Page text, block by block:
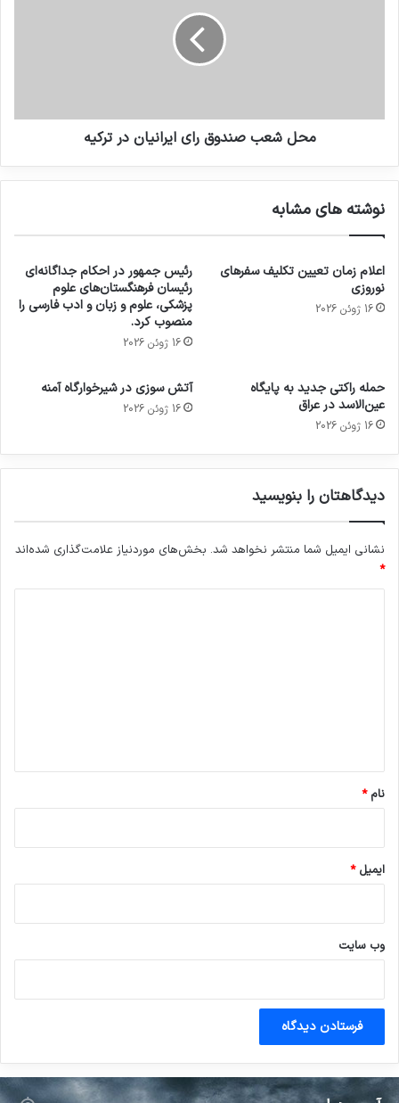
محل شعب صندوق رای ایرانیان در ترکیه
نوشته های مشابه
اعلام زمان تعیین تکلیف سفرهای
نوروزی
16 ژوئن 2026
رئیس جمهور در احکام جداگانه‌ای
رئیسان فرهنگستان‌های علوم
پزشکی، علوم و زبان و ادب فارسی را
منصوب کرد.
16 ژوئن 2026
حمله راکتی جدید به پایگاه
عین‌الاسد در عراق
16 ژوئن 2026
آتش سوزی در شیرخوارگاه آمنه
16 ژوئن 2026
دیدگاهتان را بنویسید
نشانی ایمیل شما منتشر نخواهد شد. بخش‌های موردنیاز علامت‌گذاری شده‌اند
*
نام*
ایمیل*
وب‌ سایت